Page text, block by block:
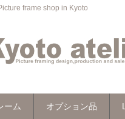
frame shop in Kyoto
ーム オプション品